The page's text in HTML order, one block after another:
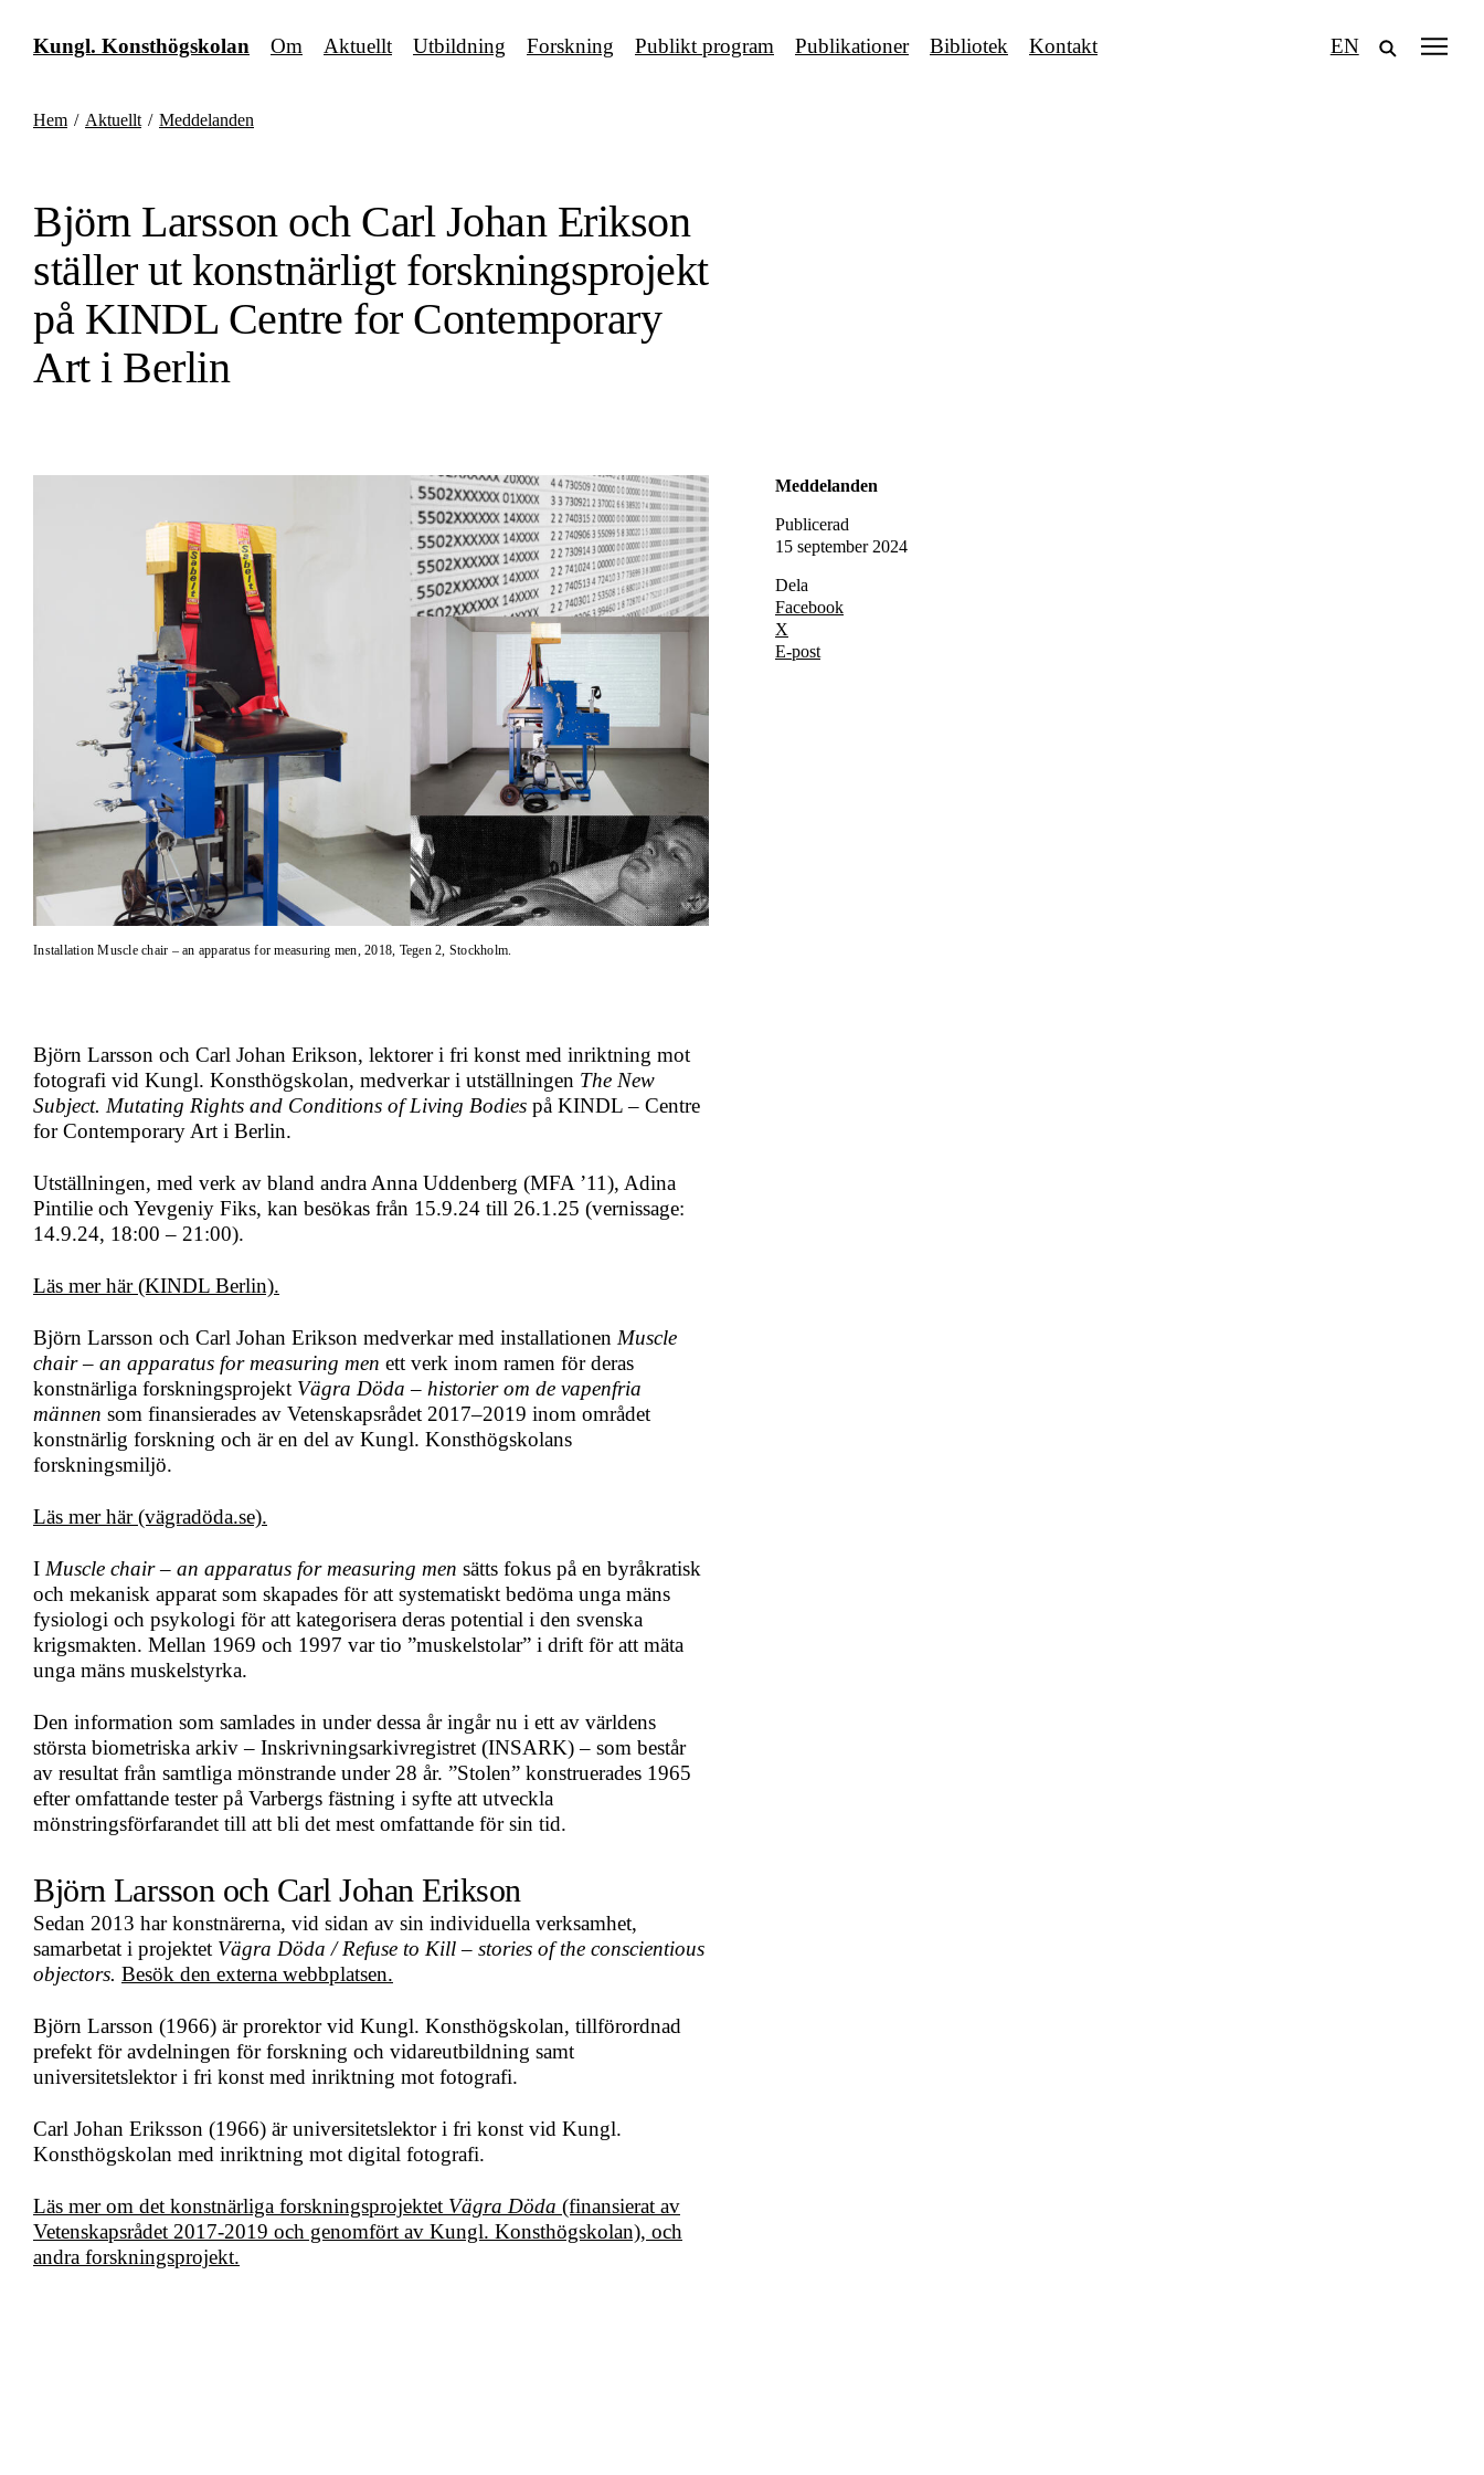
innehållet
Kungl. Konsthögskolan Om Aktuellt Utbildning Forskning Publikt program Publikationer Bibliotek Kontakt EN
Hem / Aktuellt / Meddelanden
Björn Larsson och Carl Johan Erikson
ställer ut konstnärligt forskningsprojekt
på KINDL Centre for Contemporary
Art i Berlin
Meddelanden
Publicerad
15 september 2024
Dela
Facebook
X
E-post
Installation Muscle chair – an apparatus for measuring men, 2018, Tegen 2, Stockholm.
Björn Larsson och Carl Johan Erikson, lektorer i fri konst med inriktning mot
fotografi vid Kungl. Konsthögskolan, medverkar i utställningen The New
Subject. Mutating Rights and Conditions of Living Bodies på KINDL – Centre
for Contemporary Art i Berlin.
Utställningen, med verk av bland andra Anna Uddenberg (MFA ’11), Adina
Pintilie och Yevgeniy Fiks, kan besökas från 15.9.24 till 26.1.25 (vernissage:
14.9.24, 18:00 – 21:00).
Läs mer här (KINDL Berlin).
Björn Larsson och Carl Johan Erikson medverkar med installationen Muscle
chair – an apparatus for measuring men ett verk inom ramen för deras
konstnärliga forskningsprojekt Vägra Döda – historier om de vapenfria
männen som finansierades av Vetenskapsrådet 2017–2019 inom området
konstnärlig forskning och är en del av Kungl. Konsthögskolans
forskningsmiljö.
Läs mer här (vägradöda.se).
I Muscle chair – an apparatus for measuring men sätts fokus på en byråkratisk
och mekanisk apparat som skapades för att systematiskt bedöma unga mäns
fysiologi och psykologi för att kategorisera deras potential i den svenska
krigsmakten. Mellan 1969 och 1997 var tio ”muskelstolar” i drift för att mäta
unga mäns muskelstyrka.
Den information som samlades in under dessa år ingår nu i ett av världens
största biometriska arkiv – Inskrivningsarkivregistret (INSARK) – som består
av resultat från samtliga mönstrande under 28 år. ”Stolen” konstruerades 1965
efter omfattande tester på Varbergs fästning i syfte att utveckla
mönstringsförfarandet till att bli det mest omfattande för sin tid.
Björn Larsson och Carl Johan Erikson
Sedan 2013 har konstnärerna, vid sidan av sin individuella verksamhet,
samarbetat i projektet Vägra Döda / Refuse to Kill – stories of the conscientious
objectors. Besök den externa webbplatsen.
Björn Larsson (1966) är prorektor vid Kungl. Konsthögskolan, tillförordnad
prefekt för avdelningen för forskning och vidareutbildning samt
universitetslektor i fri konst med inriktning mot fotografi.
Carl Johan Eriksson (1966) är universitetslektor i fri konst vid Kungl.
Konsthögskolan med inriktning mot digital fotografi.
Läs mer om det konstnärliga forskningsprojektet Vägra Döda (finansierat av
Vetenskapsrådet 2017-2019 och genomfört av Kungl. Konsthögskolan), och
andra forskningsprojekt.